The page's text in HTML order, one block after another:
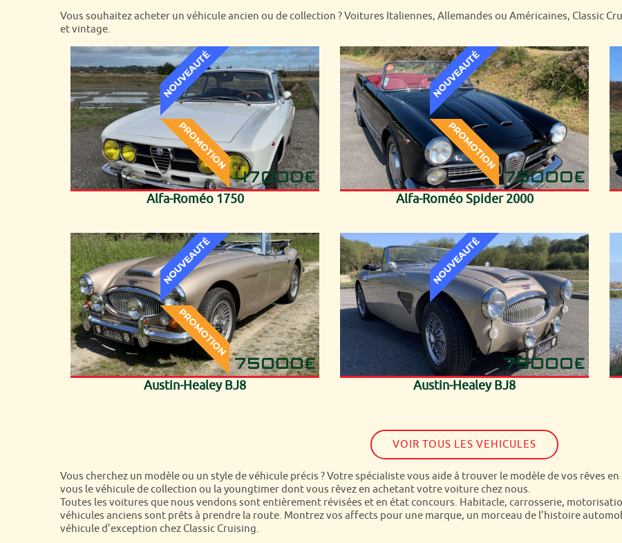
Vous souhaitez acheter un véhicule ancien ou de collection ? Voitures Italiennes, Allemandes ou Américaines, Classic
et vintage.
47000€
Alfa-Roméo 1750
75000€
Alfa-Roméo Spider 2000
75000€
Austin-Healey BJ8
75000€
Austin-Healey BJ8
VOIR TOUS LES VEHICULES
Vous cherchez un modèle ou un style de véhicule précis ? Votre spécialiste vous aide à trouver le modèle de vos rêves
vous le véhicule de collection ou la youngtimer dont vous rêvez en achetant votre voiture chez nous.
Toutes les voitures que nous vendons sont entièrement révisées et en état concours. Habitacle, carrosserie,
véhicules anciens sont prêts à prendre la route. Montrez vos affects pour une marque, un morceau de l’histoire
véhicule d’exception chez Classic Cruising.